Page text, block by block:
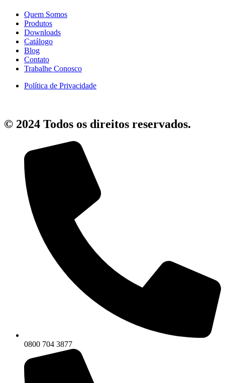
Quem Somos
Produtos
Downloads
Catálogo
Blog
Contato
Trabalhe Conosco
Política de Privacidade
© 2024 Todos os direitos reservados.
0800 704 3877